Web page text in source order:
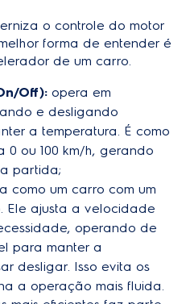
o controle do motor
forma de entender é
de um carro.
Off): opera em
e desligando
a temperatura. É como
ou 100 km/h, gerando
partida;
como um carro com um
Ele ajusta a velocidade
operando de
para manter a
desligar. Isso evita os
a operação mais fluida.